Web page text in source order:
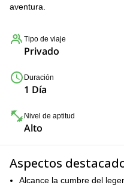
aventura.
Tipo de viaje
Privado
Duración
1 Día
Nivel de aptitud
Alto
Aspectos
Alcance la cumbre del